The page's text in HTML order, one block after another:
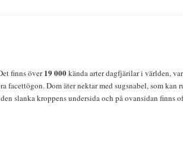
finns över19 000kända arter dagfjärilar i världen,
facettögon. Dom äter nektar med sugsnabel, som kan
slanka kroppens undersida och på ovansidan finns